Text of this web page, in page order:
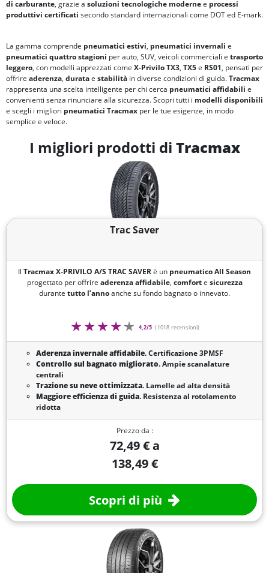
di carburante, grazie a soluzioni tecnologiche modernee processi
produttivi certificati secondo standard internazionali come DOT ed E-mark.
La gamma comprende pneumatici estivi, pneumatici invernali e
pneumatici quattro stagioni per auto, SUV, veicoli commerciali e trasporto
leggero, con modelli apprezzati come X-Privilo TX3, TX5e RS01, pensati per
offrire aderenza, duratae stabilità in diverse condizioni di guida.Tracmax
rappresenta una scelta intelligente per chi cerca pneumatici affidabili e
convenienti senza rinunciare alla sicurezza. Scopri tutti i modelli disponibili
e scegli i migliori pneumatici Tracmax per le tue esigenze, in modo
semplice e veloce.
I migliori prodotti di Tracmax
Trac Saver
Il Tracmax X-PRIVILO A/S TRAC SAVERè un pneumatico All Season
progettato per offrire aderenza affidabile, comforte sicurezza
durante tutto l’annoanche su fondo bagnato o innevato.
4,2/5 (1018 recensioni)
Aderenza invernale affidabile. Certificazione 3PMSF
Controllo sul bagnato migliorato. Ampie scanalature
centrali
Trazione su neve ottimizzata. Lamelle ad alta densità
Maggiore efficienza di guida. Resistenza al rotolamento
ridotta
Prezzo da :
72,49 € a
138,49 €
Scopri di più